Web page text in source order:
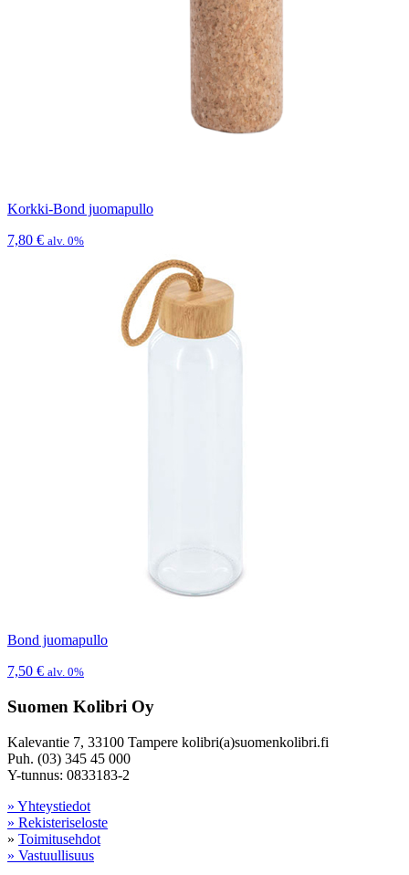
Korkki-Bond juomapullo
7,80 € alv. 0%
Bond juomapullo
7,50 € alv. 0%
Suomen Kolibri Oy
Kalevantie 7, 33100 Tampere kolibri(a)suomenkolibri.fi
Puh. (03) 345 45 000
Y-tunnus: 0833183-2
» Yhteystiedot
» Rekisteriseloste
» Toimitusehdot
» Vastuullisuus